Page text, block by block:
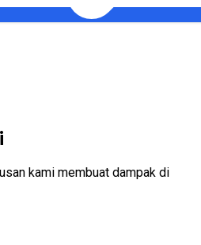
kami membuat dampak di